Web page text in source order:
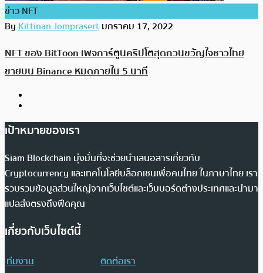
ข่าว NFT
ByKittinan Jomprasertมกราคม 17, 2022
NFT ของ BitToon เพจการ์ตูนคริปโตสุดกวนขวัญใจชาวไทย
ขายบน Binance หมดภายใน 5 นาที
เป้าหมายของเรา
Siam Blockchain มุ่งมั่นที่จะช่วยนำเสนอสารเกี่ยวกับ
Cryptocurrency และเทคโนโลยีบล็อกเชนเพื่อคนไทย ในภาษาไทย เรา
รวบรวมข้อมูลส่วนใหญ่จากเว็บไซต์และเว็บบอร์ดต่างประเทศและนำมา
แปลส่งตรงถึงฟีดคุณ
เกี่ยวกับเว็บไซต์นี้
ทีมงาน
ติดต่อเรา